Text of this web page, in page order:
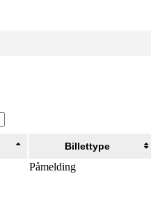
Billettype
Påmelding